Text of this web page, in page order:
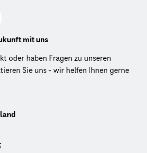
mit uns
oder haben Fragen zu unseren
Sie uns - wir helfen Ihnen gerne